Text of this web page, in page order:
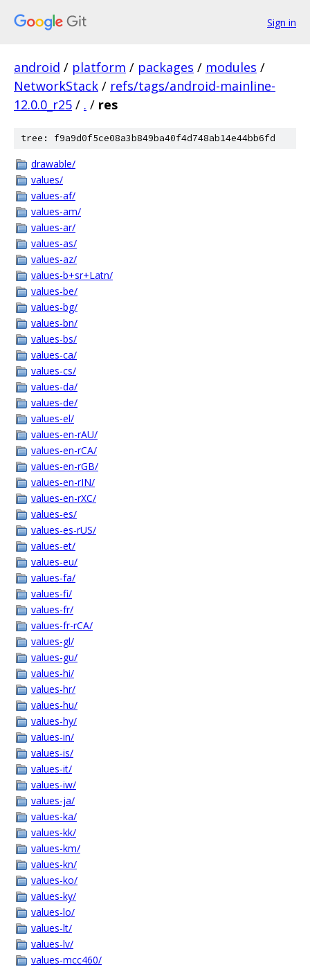
Sign in
android / platform / packages / modules /
NetworkStack / refs/tags/android-mainline-
12.0.0_r25 / . / res
tree: f9a9d0f5ce08a3b849ba40f4d748ab14e44bb6fd
drawable/
values/
values-af/
values-am/
values-ar/
values-as/
values-az/
values-b+sr+Latn/
values-be/
values-bg/
values-bn/
values-bs/
values-ca/
values-cs/
values-da/
values-de/
values-el/
values-en-rAU/
values-en-rCA/
values-en-rGB/
values-en-rIN/
values-en-rXC/
values-es/
values-es-rUS/
values-et/
values-eu/
values-fa/
values-fi/
values-fr/
values-fr-rCA/
values-gl/
values-gu/
values-hi/
values-hr/
values-hu/
values-hy/
values-in/
values-is/
values-it/
values-iw/
values-ja/
values-ka/
values-kk/
values-km/
values-kn/
values-ko/
values-ky/
values-lo/
values-lt/
values-lv/
values-mcc460/